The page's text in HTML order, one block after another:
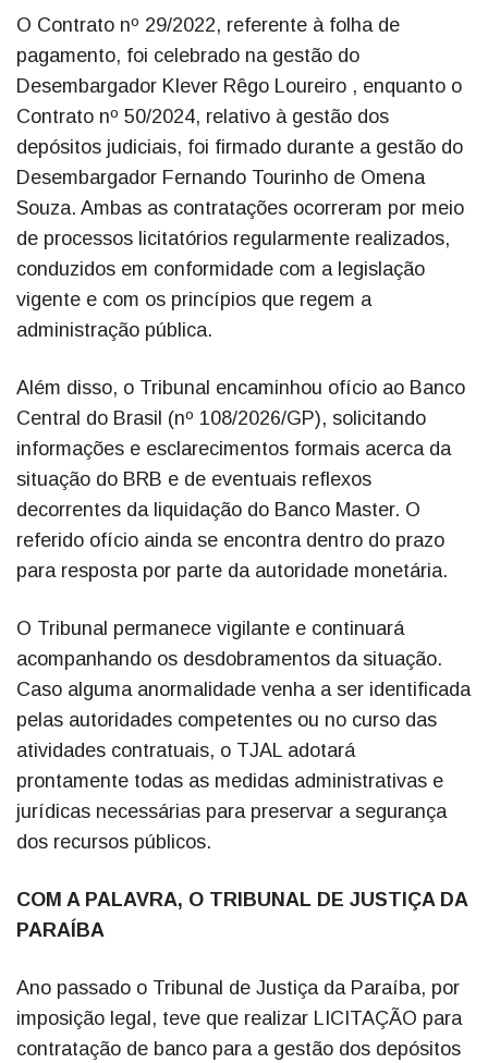
O Contrato nº 29/2022, referente à folha de
pagamento, foi celebrado na gestão do
Desembargador Klever Rêgo Loureiro , enquanto o
Contrato nº 50/2024, relativo à gestão dos
depósitos judiciais, foi firmado durante a gestão do
Desembargador Fernando Tourinho de Omena
Souza. Ambas as contratações ocorreram por meio
de processos licitatórios regularmente realizados,
conduzidos em conformidade com a legislação
vigente e com os princípios que regem a
administração pública.
Além disso, o Tribunal encaminhou ofício ao Banco
Central do Brasil (nº 108/2026/GP), solicitando
informações e esclarecimentos formais acerca da
situação do BRB e de eventuais reflexos
decorrentes da liquidação do Banco Master. O
referido ofício ainda se encontra dentro do prazo
para resposta por parte da autoridade monetária.
O Tribunal permanece vigilante e continuará
acompanhando os desdobramentos da situação.
Caso alguma anormalidade venha a ser identificada
pelas autoridades competentes ou no curso das
atividades contratuais, o TJAL adotará
prontamente todas as medidas administrativas e
jurídicas necessárias para preservar a segurança
dos recursos públicos.
COM A PALAVRA, O TRIBUNAL DE JUSTIÇA DA
PARAÍBA
Ano passado o Tribunal de Justiça da Paraíba, por
imposição legal, teve que realizar LICITAÇÃO para
contratação de banco para a gestão dos depósitos